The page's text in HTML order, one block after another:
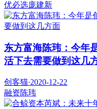
优必选庞建新
东方富海陈玮：今年
活下去需要做到这几
创客猫·2020-12-22
融资陈玮